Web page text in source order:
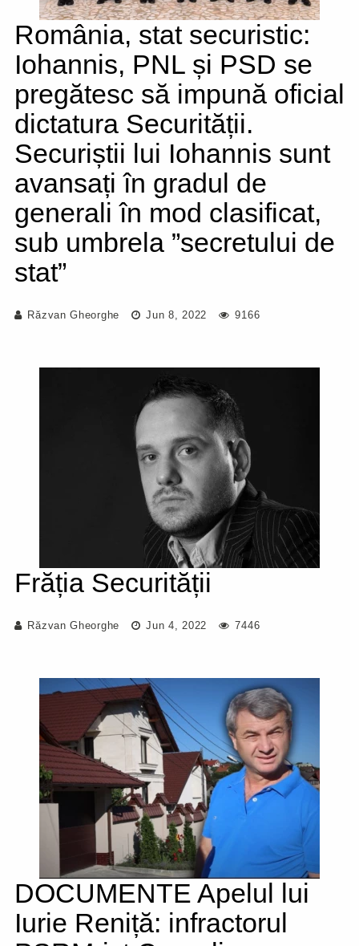
România, stat securistic:
Iohannis, PNL și PSD se
pregătesc să impună oficial
dictatura Securității.
Securiștii lui Iohannis sunt
avansați în gradul de
generali în mod clasificat,
sub umbrela ”secretului de
stat”
Răzvan Gheorghe Jun 8, 2022 9166
Frăția Securității
Răzvan Gheorghe Jun 4, 2022 7446
DOCUMENTE Apelul lui
Iurie Reniță: infractorul